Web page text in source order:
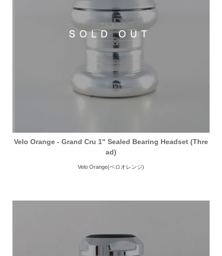
Velo Orange - Grand Cru 1" Sealed Bearing Headset (Thre
ad)
Velo Orange(ベロオレンジ)